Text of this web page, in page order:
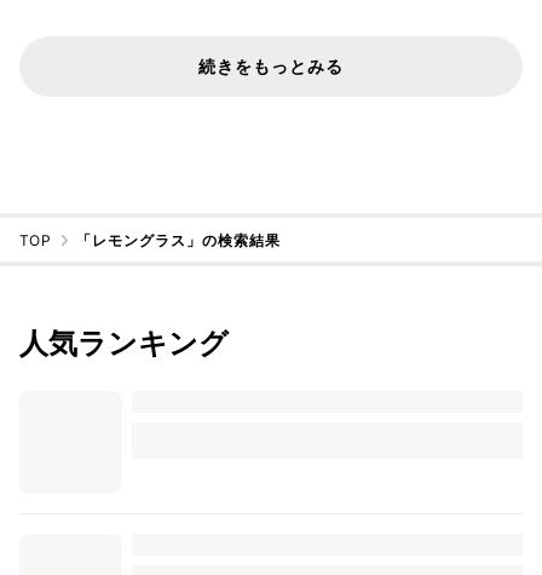
続きをもっとみる
TOP 「レモングラス」の検索結果
人気ランキング